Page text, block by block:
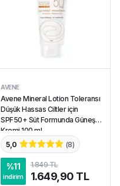
AVENE
Avene Mineral Lotion Toleransı
Düşük Hassas Ciltler için
SPF50+ Süt Formunda Güneş
Kremi 100 ml
5,0
(8)
%11
indirim
1.849 TL
1.649,90 TL